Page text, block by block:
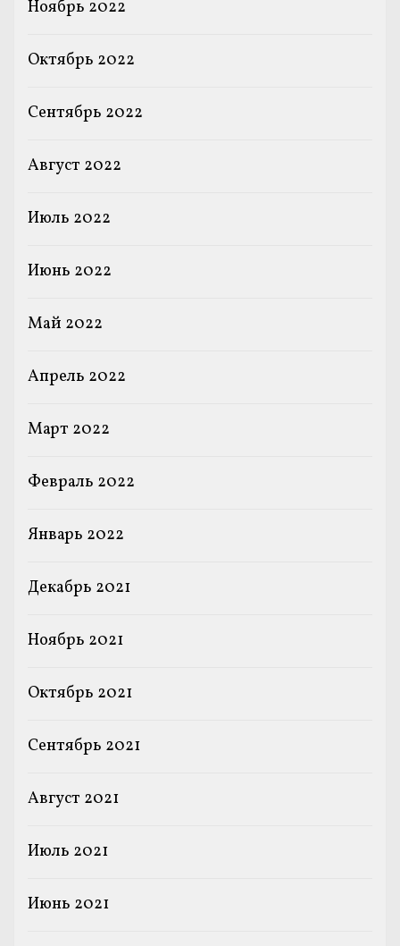
Ноябрь 2022
Октябрь 2022
Сентябрь 2022
Август 2022
Июль 2022
Июнь 2022
Май 2022
Апрель 2022
Март 2022
Февраль 2022
Январь 2022
Декабрь 2021
Ноябрь 2021
Октябрь 2021
Сентябрь 2021
Август 2021
Июль 2021
Июнь 2021